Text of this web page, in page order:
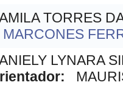
TORRES
MARCONES
LYNARA